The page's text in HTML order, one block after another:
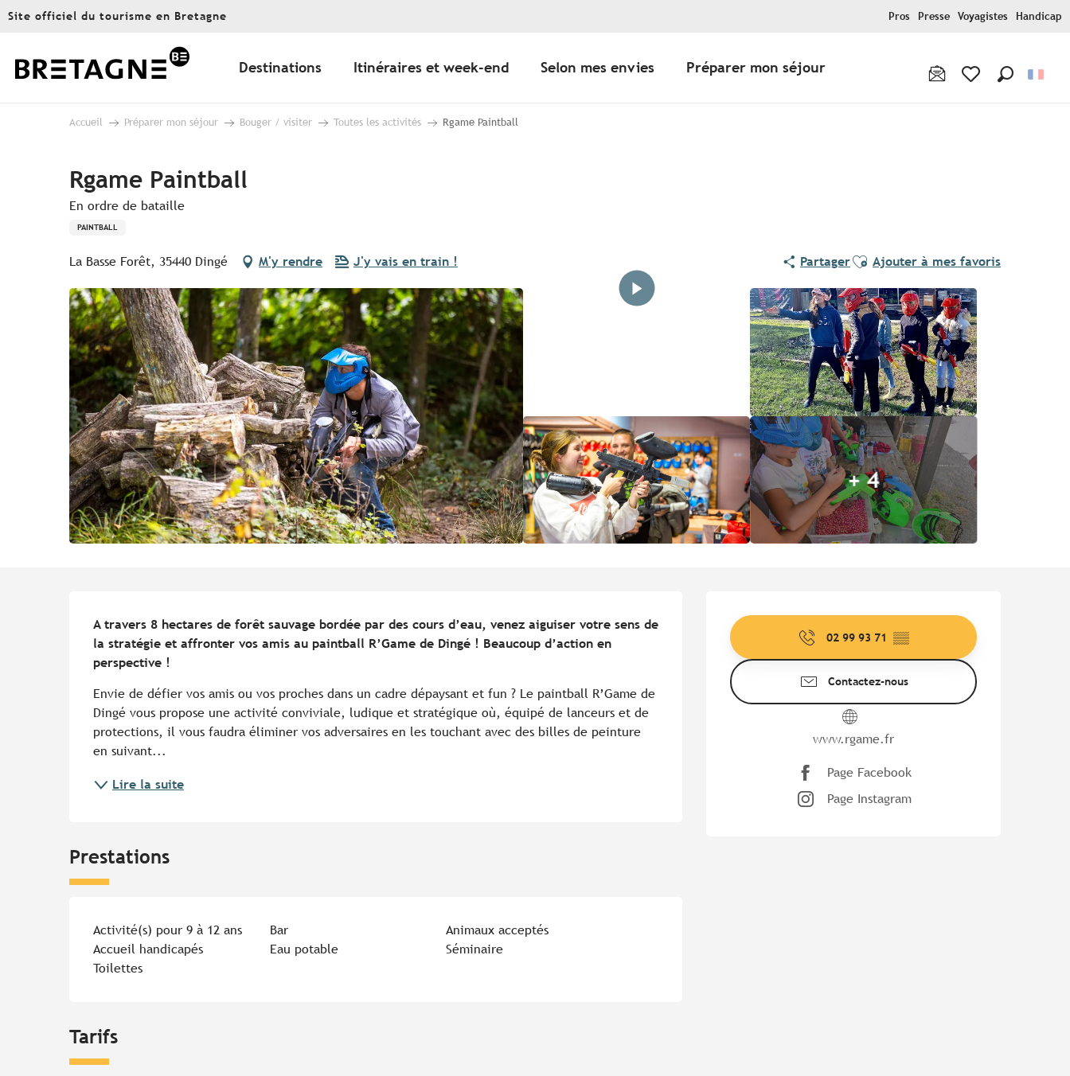
Aller
principal
Site officiel du tourisme en Bretagne Pros Presse Voyagistes Handicap
Destinations Itinéraires et week-end Selon mes envies Préparer mon séjour
Accueil Préparer mon séjour Bouger / visiter Toutes les activités Rgame Paintball
Rgame Paintball
En ordre de bataille
PAINTBALL
La Basse Forêt, 35440 Dingé M'y rendre J'y vais en train ! PartagerAjouter aux favoris
Ajouter à mes favoris
+ 4
Ouverture et coordonnées
02 99 93 71 ▒▒
Contactez-nous
www.rgame.fr
Page Facebook
Page Instagram
A travers 8 hectares de forêt sauvage bordée par des cours d’eau, venez aiguiser votre sens de
la stratégie et affronter vos amis au paintball R’Game de Dingé ! Beaucoup d’action en
perspective !
Envie de défier vos amis ou vos proches dans un cadre dépaysant et fun ? Le paintball R’Game de
Dingé vous propose une activité conviviale, ludique et stratégique où, équipé de lanceurs et de
protections, il vous faudra éliminer vos adversaires en les touchant avec des billes de peinture
en suivant...
Lire la suite
Prestations
Activité(s) pour 9 à 12 ans Bar
Animaux acceptés
Accueil handicapés
Eau potable
Séminaire
Toilettes
Tarifs